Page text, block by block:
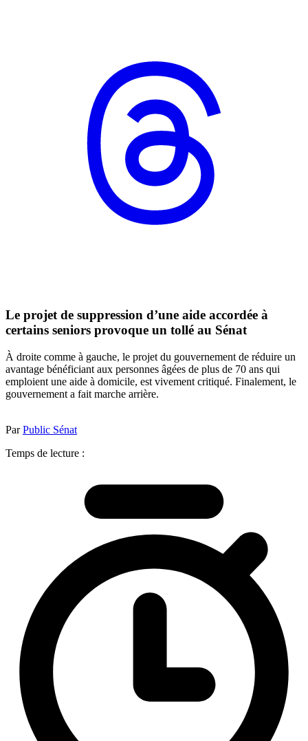
Le projet de suppression d’une aide accordée à
certains seniors provoque un tollé au Sénat
À droite comme à gauche, le projet du gouvernement de réduire un
avantage bénéficiant aux personnes âgées de plus de 70 ans qui
emploient une aide à domicile, est vivement critiqué. Finalement, le
gouvernement a fait marche arrière.
ParPublic Sénat
Temps de lecture :